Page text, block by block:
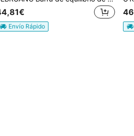
Envío Rápido